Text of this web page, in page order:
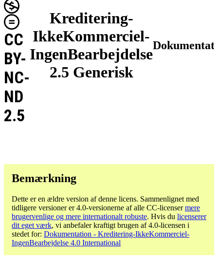
Kreditering-
IkkeKommerciel-
IngenBearbejdelse
2.5 Generisk
CC
BY-
NC-
ND
2.5
Bemærkning
Dette er en ældre version af denne licens. Sammenlignet med
tidligere versioner er 4.0-versionerne af alle CC-licensermere
brugervenlige og mere internationalt robuste. Hvis du licenserer
dit eget værk, vi anbefaler kraftigt brugen af ​​4.0-licensen i
stedet for: Dokumentation - Kreditering-IkkeKommerciel-
IngenBearbejdelse 4.0 International